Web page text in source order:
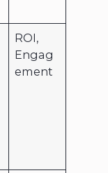
ROI,
Engag
ement